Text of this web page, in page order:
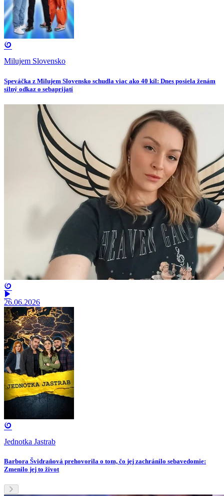
Milujem Slovensko
Speváčka z Milujem Slovensko schudla viac ako 40 kíl: Dnes posiela ženám
silný odkaz o sebaprijatí
26.06.2026
Jednotka Jastrab
Barbora Švidraňová prehovorila o tom, čo jej zachránilo sebavedomie:
Zmenilo jej to život